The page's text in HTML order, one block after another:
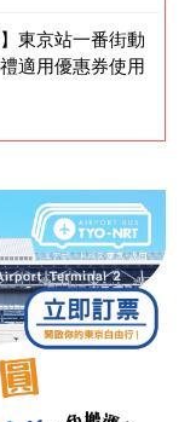
東京站一番街動
適用優惠券使用